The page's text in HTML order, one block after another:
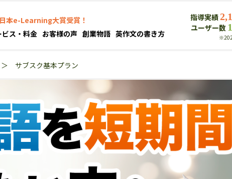
日本e-Learning大賞受賞！
ビス・料金 お客様の声 創業物語 英作文の書き方
指導実績
ユーザー数
＞ サブスク基本プラン